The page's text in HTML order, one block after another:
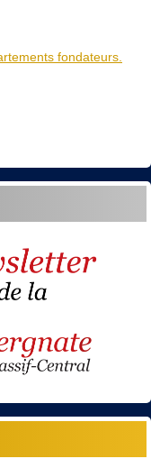
fondateurs.